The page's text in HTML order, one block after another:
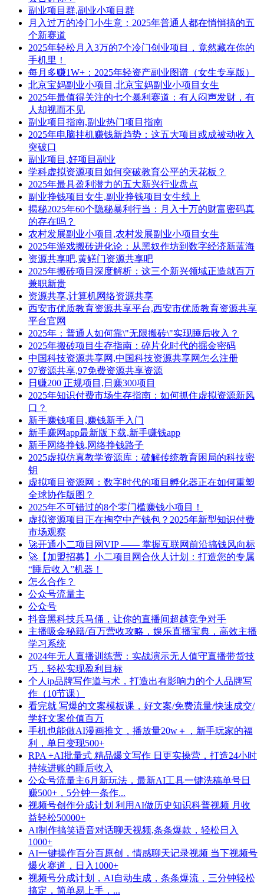
副业项目群,副业小项目群
月入过万的冷门小生意：2025年普通人都在悄悄搞的五
个新赛道
2025年轻松月入3万的7个冷门创业项目，竟然藏在你的
手机里！
每月多赚1W+：2025年轻资产副业图谱（女生专享版）
北京宝妈副业小项目,北京宝妈副业小项目女生
2025年最值得关注的七个暴利赛道：有人闷声发财，有
人却视而不见
副业项目指南,副业热门项目指南
2025年电脑挂机赚钱新趋势：这五大项目或成被动收入
突破口
副业项目,好项目副业
学科虚拟资源项目如何突破教育公平的天花板？
2025年最具盈利潜力的五大新兴行业盘点
副业挣钱项目女生,副业挣钱项目女生线上
揭秘2025年60个隐秘暴利行当：月入十万的财富密码真
的存在吗？
农村发展副业小项目,农村发展副业小项目女生
2025年游戏搬砖进化论：从黑奴作坊到数字经济新蓝海
资源共享吧,黄鳝门资源共享吧
2025年搬砖项目深度解析：这三个新兴领域正造就百万
兼职新贵
资源共享,计算机网络资源共享
西安市优质教育资源共享平台,西安市优质教育资源共享
平台官网
2025年：普通人如何靠\"无限搬砖\"实现睡后收入？
2025年搬砖项目生存指南：碎片化时代的掘金密码
中国科技资源共享网,中国科技资源共享网怎么注册
97资源共享,97免费资源共享资源
日赚200 正规项目,日赚300项目
2025年知识付费市场生存指南：如何抓住虚拟资源新风
口？
新手赚钱项目,赚钱新手入门
新手赚网app最新版下载,新手赚钱app
新手网络挣钱,网络挣钱路子
2025虚拟仿真教学资源库：破解传统教育困局的科技密
钥
虚拟项目资源网：数字时代的项目孵化器正在如何重塑
全球协作版图？
2025年不可错过的8个零门槛赚钱小项目！
虚拟资源项目正在掏空中产钱包？2025年新型知识付费
市场观察
🚀开通小二项目网VIP —— 掌握互联网前沿搞钱风向标
🚀【加盟招募】小二项目网合伙人计划：打造您的专属
“睡后收入”机器！
怎么合作？
公众号流量主
公众号
抖音黑科技兵马俑，让你的直播间超越竞争对手
主播吸金秘籍/百万营收攻略，娱乐直播宝典，高效主播
学习系统
2024年无人直播训练营：实战演示无人值守直播带货技
巧，轻松实现盈利目标
个人ip品牌写作道与术，打造出有影响力的个人品牌写
作（10节课）
看完就 写爆的文案模板课，好文案/免费流量/快速成交/
学好文案价值百万
手机也能做AI漫画推文，播放量20w＋，新手玩家的福
利，单日变现500+
RPA +AI批量式 精品爆文写作 日更实操营，打造24小时
持续进账的睡后收入
公众号流量主6月新玩法，最新AI工具一键洗稿单号日
赚500+，5分钟一条作...
视频号创作分成计划 利用AI做历史知识科普视频 月收
益轻松50000+
AI制作搞笑语音对话聊天视频,条条爆款，轻松日入
1000+
AI一键操作百分百原创，情感聊天记录视频 当下视频号
爆火赛道，日入1000+
视频号分成计划，AI自动生成，条条爆流，三分钟轻松
搞定，简单易上手，...